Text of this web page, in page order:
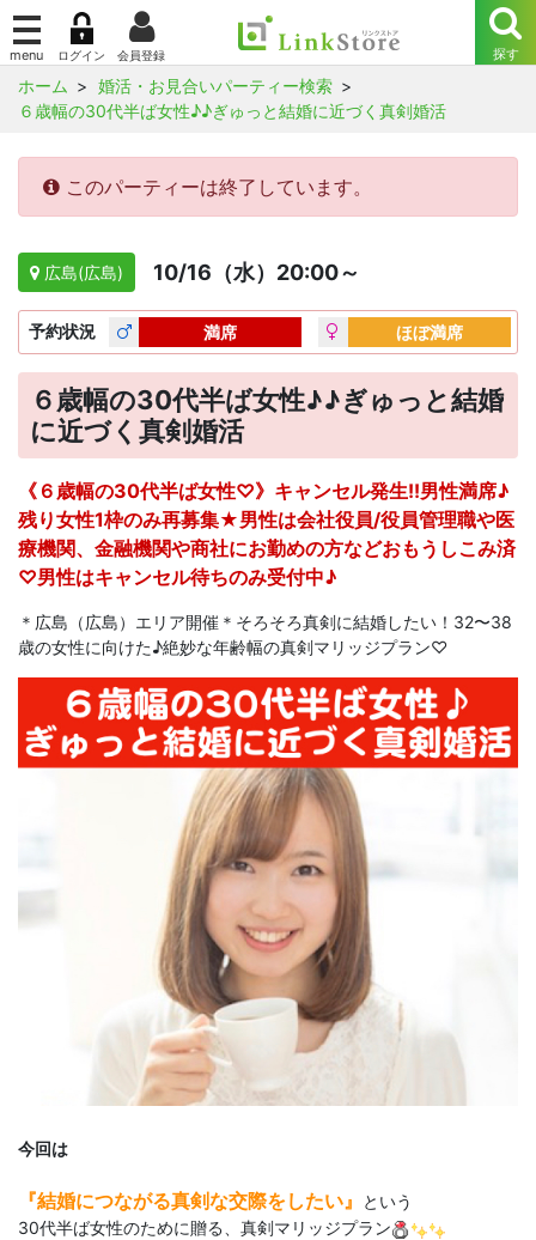
ホーム
婚活・お見合いパーティー検索
６歳幅の30代半ば女性♪♪ぎゅっと結婚に近づく真剣婚活
このパーティーは終了しています。
広島(広島) 10/16（水）20:00～
予約状況 満席 ほぼ満席
６歳幅の30代半ば女性♪♪ぎゅっと結婚
に近づく真剣婚活
《６歳幅の30代半ば女性♡》キャンセル発生!!男性満席♪
残り女性1枠のみ再募集★男性は会社役員/役員管理職や医
療機関、金融機関や商社にお勤めの方などおもうしこみ済
♡男性はキャンセル待ちのみ受付中♪
＊広島（広島）エリア開催＊そろそろ真剣に結婚したい！32〜38
歳の女性に向けた♪絶妙な年齢幅の真剣マリッジプラン♡
今回は
『結婚につながる真剣な交際をしたい』
という
30代半ば女性のために贈る、真剣マリッジプラン